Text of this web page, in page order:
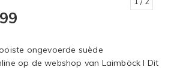
ongevoerde suède
op de webshop van Laimböck I Dit